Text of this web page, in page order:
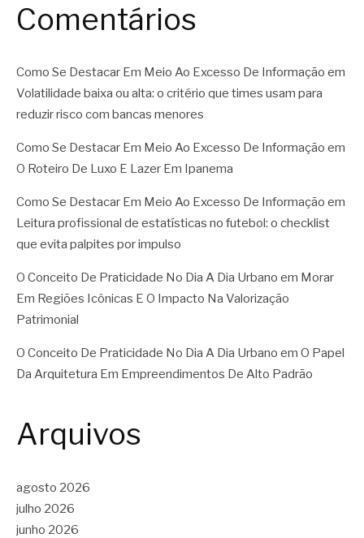
Comentários
Como Se Destacar Em Meio Ao Excesso De Informação em
Volatilidade baixa ou alta: o critério que times usam para
reduzir risco com bancas menores
Como Se Destacar Em Meio Ao Excesso De Informação em
O Roteiro De Luxo E Lazer Em Ipanema
Como Se Destacar Em Meio Ao Excesso De Informação em
Leitura profissional de estatísticas no futebol: o checklist
que evita palpites por impulso
O Conceito De Praticidade No Dia A Dia Urbano em Morar
Em Regiões Icônicas E O Impacto Na Valorização
Patrimonial
O Conceito De Praticidade No Dia A Dia Urbano em O Papel
Da Arquitetura Em Empreendimentos De Alto Padrão
Arquivos
agosto 2026
julho 2026
junho 2026